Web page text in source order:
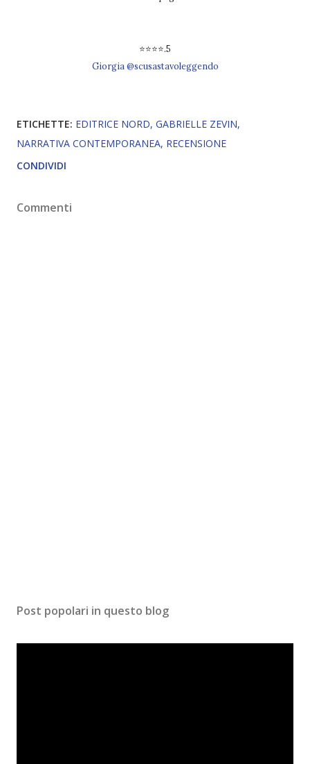
⭐⭐⭐⭐.5
Giorgia @scusastavoleggendo
ETICHETTE: EDITRICE NORD GABRIELLE ZEVIN
NARRATIVA CONTEMPORANEA RECENSIONE
CONDIVIDI
Commenti
Post popolari in questo blog